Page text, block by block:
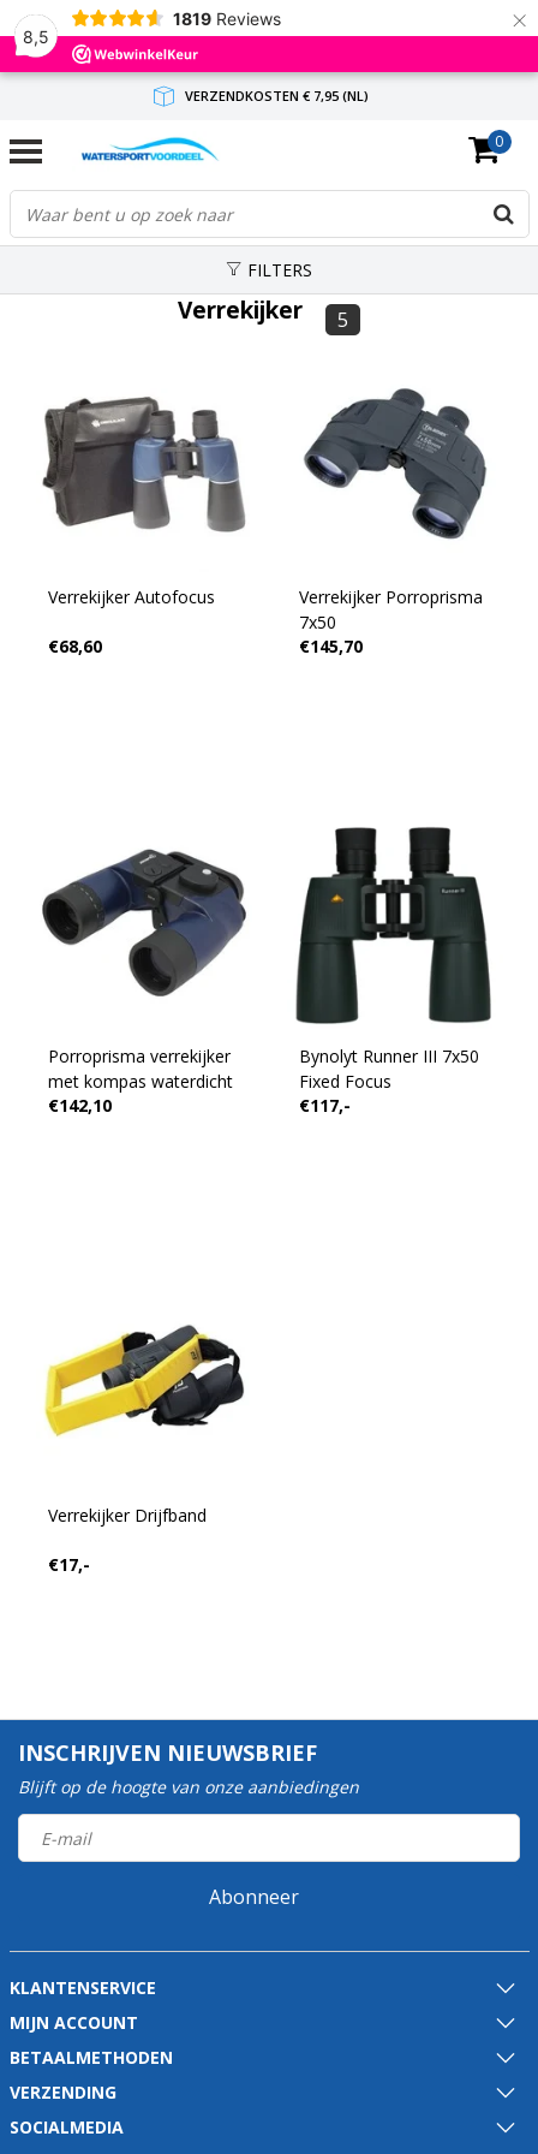
8,5
1819 Reviews ×
VERZENDKOSTEN € 7,95 (NL)
GRATIS VERZENDING(NL) VANAF € 65,-
BINNEN 1-3 WERKDAGEN ANTWOORD
0
FILTERS
Verrekijker 5
Verrekijker Autofocus
€68,60
Verrekijker Porroprisma
7x50
€145,70
Porroprisma verrekijker
met kompas waterdicht
€142,10
Bynolyt Runner III 7x50
Fixed Focus
€117,-
Verrekijker Drijfband
€17,-
INSCHRIJVEN NIEUWSBRIEF
Blijft op de hoogte van onze aanbiedingen
Abonneer
KLANTENSERVICE
MIJN ACCOUNT
BETAALMETHODEN
VERZENDING
SOCIALMEDIA